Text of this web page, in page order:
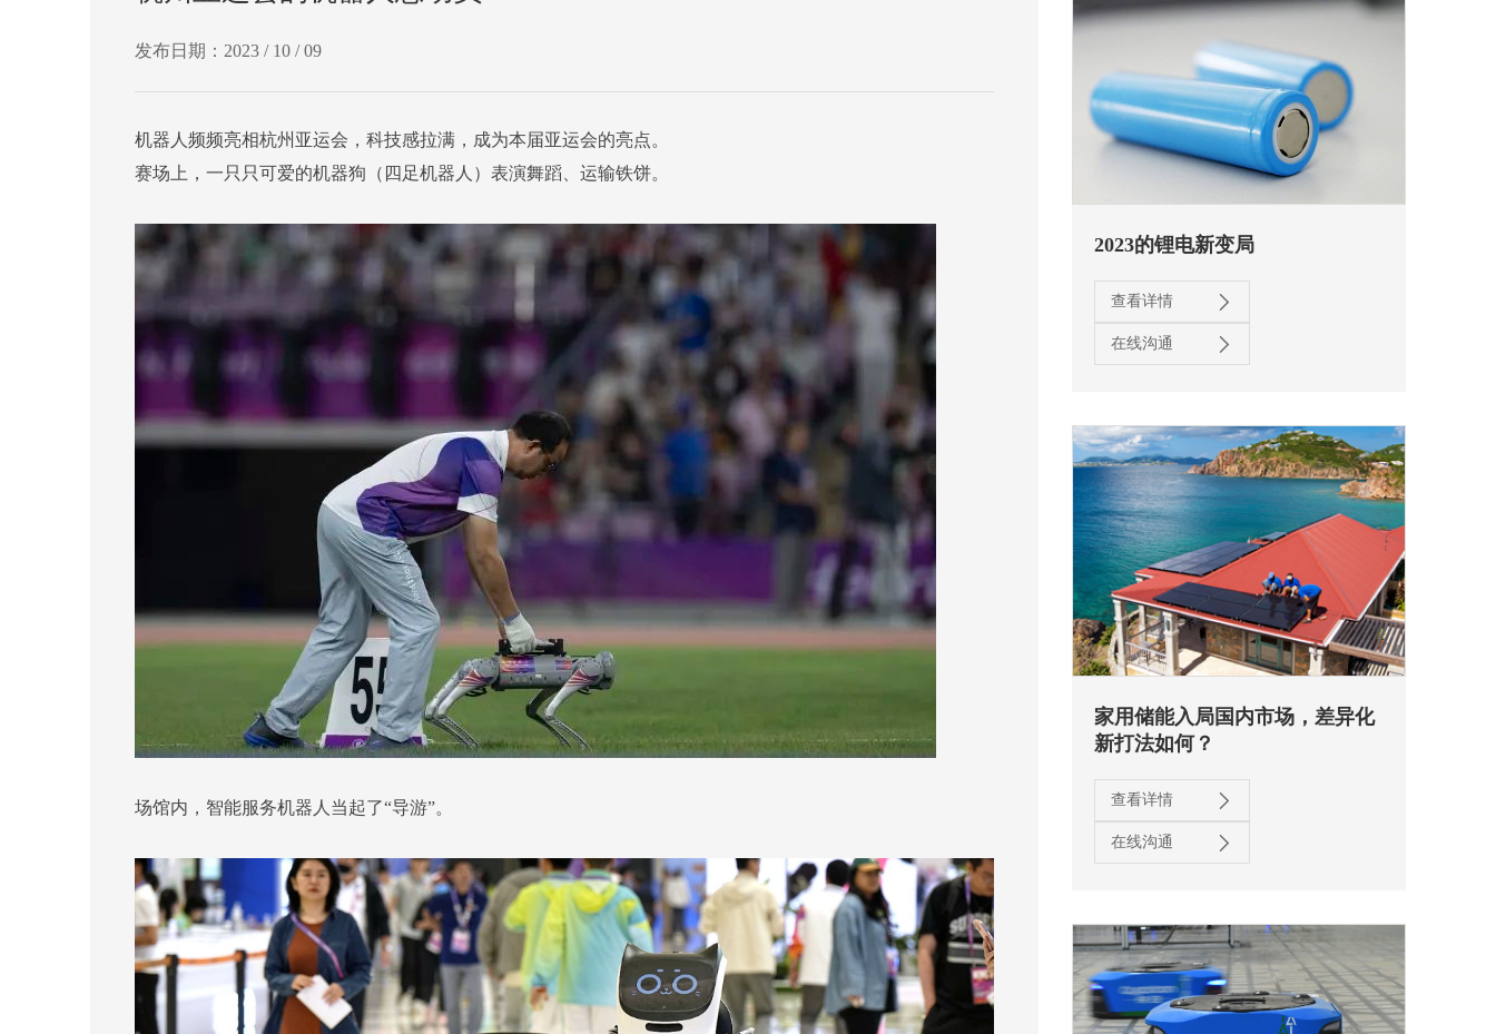
发布日期：2023 / 10 / 09
机器人频频亮相杭州亚运会，科技感拉满，成为本届亚运会的亮点。
赛场上，一只只可爱的机器狗（四足机器人）表演舞蹈、运输铁饼。
场馆内，智能服务机器人当起了“导游”。
2023的锂电新变局
查看详情
在线沟通
家用储能入局国内市场，差异化
新打法如何？
查看详情
在线沟通